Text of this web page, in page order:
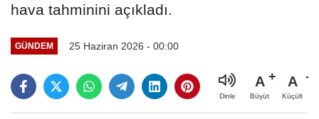
hava tahminini açıkladı.
GÜNDEM 25 Haziran 2026 - 00:00
Dinle
A
Büyüt
A
Küçült